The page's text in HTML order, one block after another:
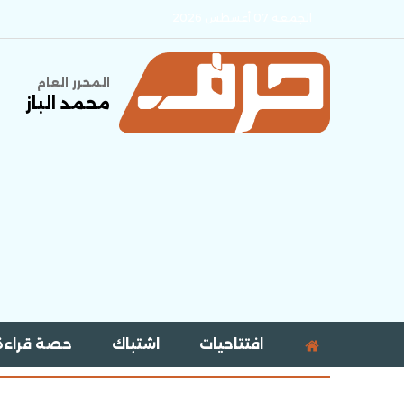
المحرر العام
محمد الباز
افتتاحيات اشتباك حصة